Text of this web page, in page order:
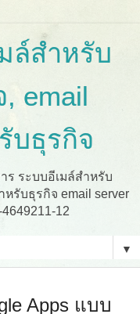
ล์สำหรับ
email
บธุรกิจ
ร ระบบอีเมล์สำหรับ
หรับธุรกิจ email server
12
▼
Apps แบบ